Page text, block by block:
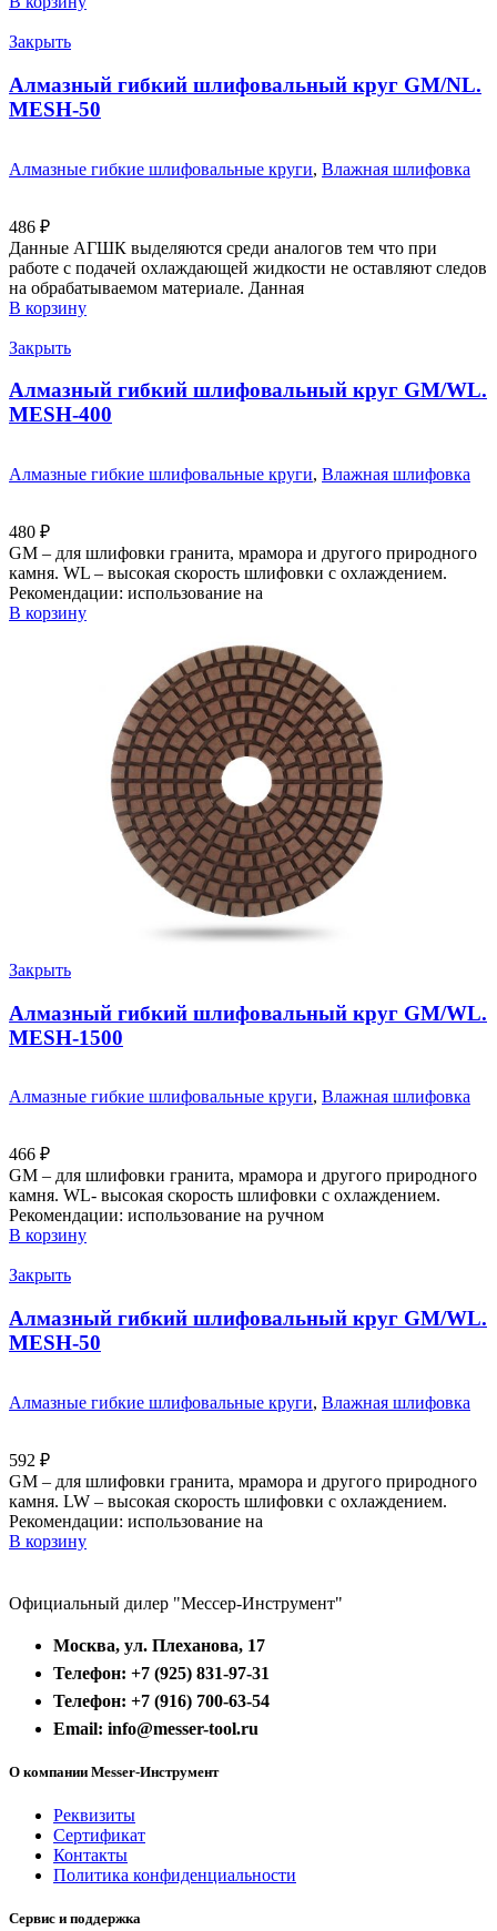
Закрыть
Алмазный гибкий шлифовальный круг GM/NL.
MESH-50
Алмазные гибкие шлифовальные круги, Влажная шлифовка
486 ₽
Данные АГШК выделяются среди аналогов тем что при
работе с подачей охлаждающей жидкости не оставляют следов
на обрабатываемом материале. Данная
В корзину
Закрыть
Алмазный гибкий шлифовальный круг GM/WL.
MESH-400
Алмазные гибкие шлифовальные круги, Влажная шлифовка
480 ₽
GM – для шлифовки гранита, мрамора и другого природного
камня. WL – высокая скорость шлифовки с охлаждением.
Рекомендации: использование на
В корзину
Закрыть
Алмазный гибкий шлифовальный круг GM/WL.
MESH-1500
Алмазные гибкие шлифовальные круги, Влажная шлифовка
466 ₽
GM – для шлифовки гранита, мрамора и другого природного
камня. WL- высокая скорость шлифовки с охлаждением.
Рекомендации: использование на ручном
В корзину
Закрыть
Алмазный гибкий шлифовальный круг GM/WL.
MESH-50
Алмазные гибкие шлифовальные круги, Влажная шлифовка
592 ₽
GM – для шлифовки гранита, мрамора и другого природного
камня. LW – высокая скорость шлифовки с охлаждением.
Рекомендации: использование на
В корзину
Официальный дилер "Мессер-Инструмент"
Москва, ул. Плеханова, 17
Телефон: +7 (925) 831-97-31
Телефон: +7 (916) 700-63-54
Email: info@messer-tool.ru
О компании Messer-Инструмент
Реквизиты
Сертификат
Контакты
Политика конфиденциальности
Сервис и поддержка